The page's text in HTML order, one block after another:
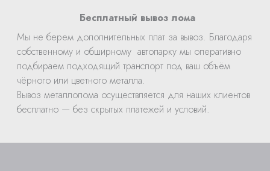
Бесплатный вывоз лома
Мы не берем дополнительных плат за вывоз. Благодаря
собственному и обширному автопарку мы оперативно
подбираем подходящий транспорт под ваш объём
чёрного или цветного металла.
Вывоз металлолома осуществляется для наших клиентов
бесплатно — без скрытых платежей и условий.